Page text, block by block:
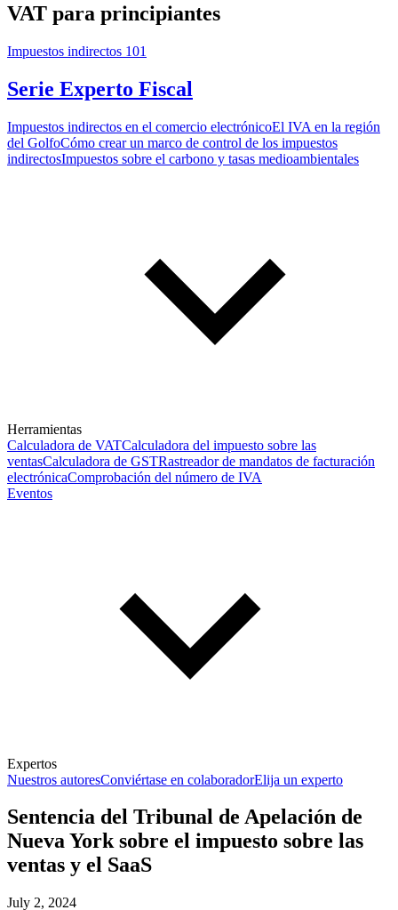
VAT para principiantes
Impuestos indirectos 101
Serie Experto Fiscal
Impuestos indirectos en el comercio electrónicoEl IVA en la región
del GolfoCómo crear un marco de control de los impuestos
indirectosImpuestos sobre el carbono y tasas medioambientales
Herramientas
Calculadora de VATCalculadora del impuesto sobre las
ventasCalculadora de GSTRastreador de mandatos de facturación
electrónicaComprobación del número de IVA
Eventos
Expertos
Nuestros autoresConviértase en colaboradorElija un experto
Sentencia del Tribunal de Apelación de
Nueva York sobre el impuesto sobre las
ventas y el SaaS
July 2, 2024